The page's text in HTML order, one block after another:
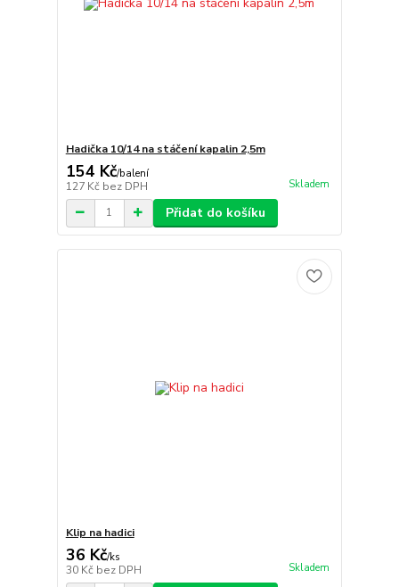
Hadička 10/14 na stáčení kapalin 2,5m
154 Kč/balení
127 Kč bez DPH Skladem
Přidat do košíku
Klip na hadici
36 Kč/ks
30 Kč bez DPH Skladem